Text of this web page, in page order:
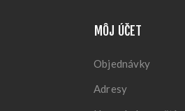
MÔJ ÚČET
Objednávky
Adresy